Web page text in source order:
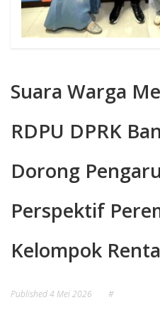
Suara Warga
RDPU DPRK
Dorong
Perspektif
Kelompok
Published4 Mei 2026 #